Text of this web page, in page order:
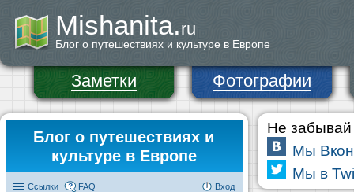
Mishanita.ru
Блог о путешествиях и культуре в Европе
Заметки Фотографии
Блог о путешествиях и
культуре в Европе
Ссылки FAQ Вход
Не забывай
Мы
Мы в